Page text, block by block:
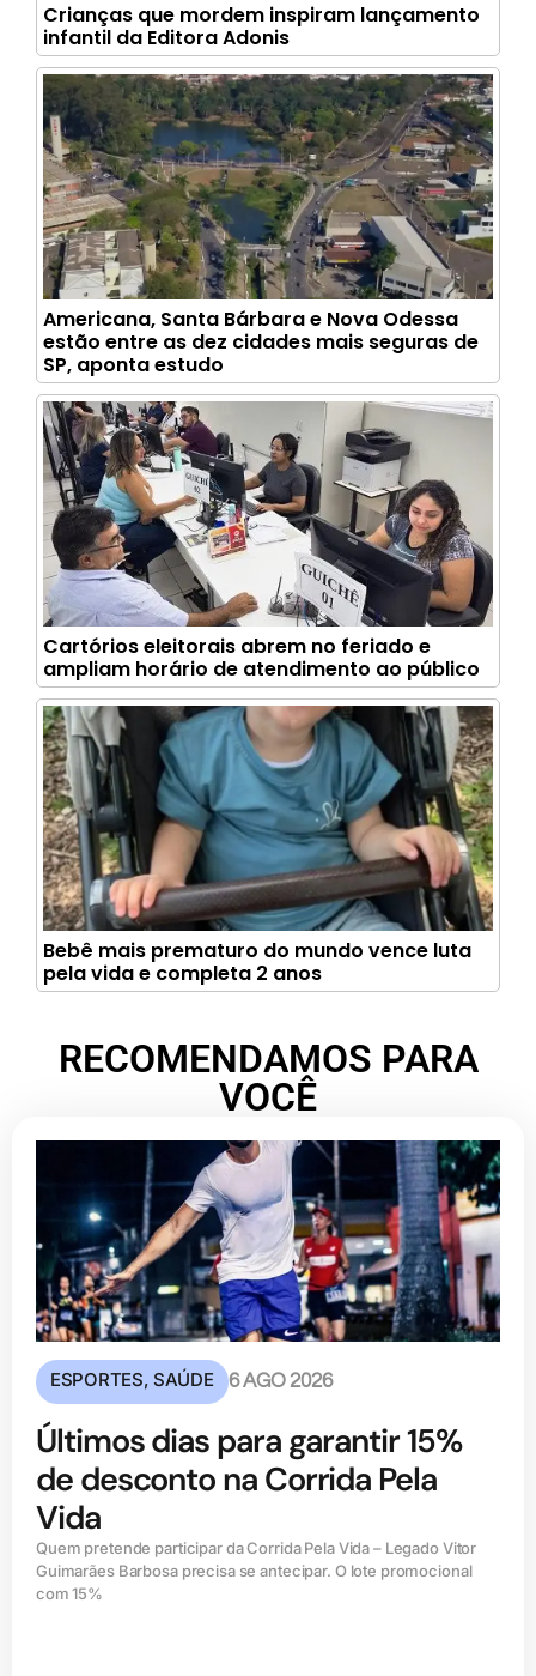
Crianças que mordem inspiram lançamento
infantil da Editora Adonis
Americana, Santa Bárbara e Nova Odessa
estão entre as dez cidades mais seguras de
SP, aponta estudo
Cartórios eleitorais abrem no feriado e
ampliam horário de atendimento ao público
Bebê mais prematuro do mundo vence luta
pela vida e completa 2 anos
RECOMENDAMOS PARA
VOCÊ
ESPORTES,SAÚDE 6 AGO 2026
Últimos dias para garantir 15%
de desconto na Corrida Pela
Vida
Quem pretende participar da Corrida Pela Vida – Legado Vitor
Guimarães Barbosa precisa se antecipar. O lote promocional
com 15%